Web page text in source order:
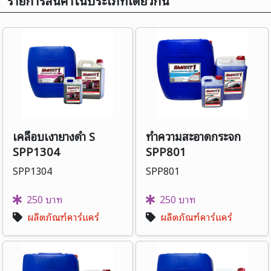
เคลือบเงายางดำ S
SPP1304
SPP1304
250 บาท
ผลิตภัณฑ์คาร์แคร์
ทำความสะอาดกระจก
SPP801
SPP801
250 บาท
ผลิตภัณฑ์คาร์แคร์